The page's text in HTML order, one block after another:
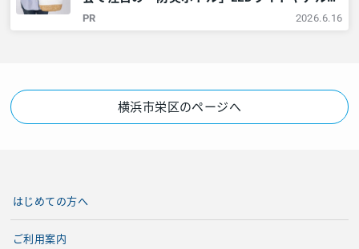
シートなど6点が1本に – 神奈川・東京多摩の
ご近所情報 – レアリア
PR 2026.6.16
横浜市栄区のページへ
はじめての方へ
ご利用案内